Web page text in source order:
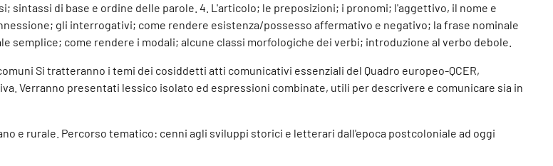
di base e ordine delle parole. 4. L'articolo; le preposizioni; i pronomi; l'aggettivo, il nome e
gli interrogativi; come rendere esistenza/possesso affermativo e negativo; la frase nominale
semplice; come rendere i modali; alcune classi morfologiche dei verbi; introduzione al verbo debole.
Si tratteranno i temi dei cosiddetti atti comunicativi essenziali del Quadro europeo-QCER,
Verranno presentati lessico isolato ed espressioni combinate, utili per descrivere e comunicare sia in
e rurale. Percorso tematico: cenni agli sviluppi storici e letterari dall'epoca postcoloniale ad oggi